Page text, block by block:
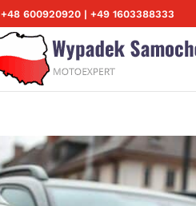
+48 600920920 | +49 1603388333